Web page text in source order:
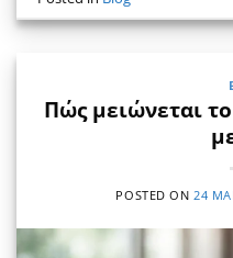
Πώς μειώνεται
POSTED ON24